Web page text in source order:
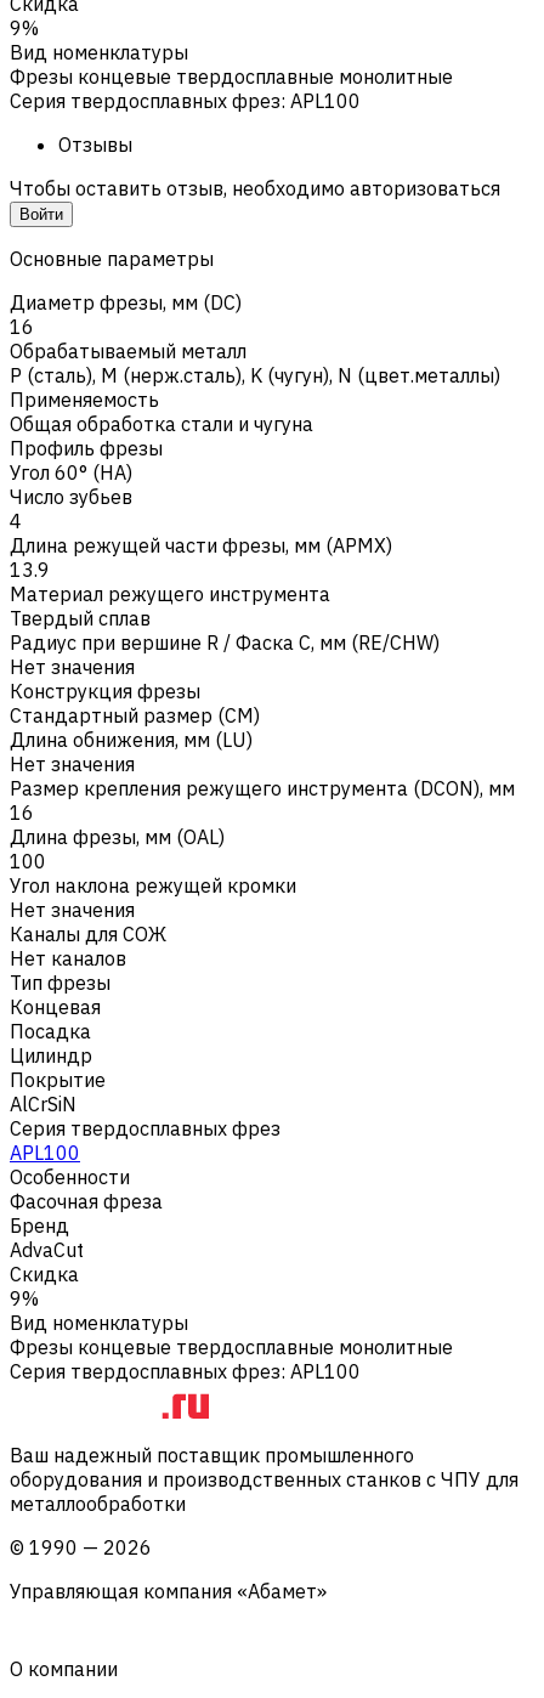
9%
Вид номенклатуры
Фрезы концевые твердосплавные монолитные
Серия твердосплавных фрез: APL100
Отзывы
Чтобы оставить отзыв, необходимо авторизоваться
Войти
Основные параметры
Диаметр фрезы, мм (DC)
16
Обрабатываемый металл
Р (сталь), M (нерж.сталь), K (чугун), N (цвет.металлы)
Применяемость
Общая обработка стали и чугуна
Профиль фрезы
Угол 60° (HA)
Число зубьев
4
Длина режущей части фрезы, мм (APMX)
13.9
Материал режущего инструмента
Твердый сплав
Радиус при вершине R / Фаска C, мм (RE/CHW)
Нет значения
Конструкция фрезы
Стандартный размер (CM)
Длина обнижения, мм (LU)
Нет значения
Размер крепления режущего инструмента (DCON), мм
16
Длина фрезы, мм (OAL)
100
Угол наклона режущей кромки
Нет значения
Каналы для СОЖ
Нет каналов
Тип фрезы
Концевая
Посадка
Цилиндр
Покрытие
AlCrSiN
Серия твердосплавных фрез
APL100
Особенности
Фасочная фреза
Бренд
AdvaCut
Скидка
9%
Вид номенклатуры
Фрезы концевые твердосплавные монолитные
Серия твердосплавных фрез: APL100
Ваш надежный поставщик промышленного
оборудования и производственных станков с ЧПУ для
металлообработки
© 1990 — 2026
Управляющая компания «Абамет»
О компании